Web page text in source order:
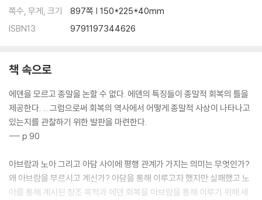
쪽수, 무게, 크기
897쪽 | 150*225*40mm
ISBN13
9791197344626
책 속으로
에덴을 모르고 종말을 논할 수 없다. 에덴의 특징들이 종말적 회복의 틀을
제공한다. ... 그럼으로써 회복의 역사에서 어떻게 종말적 사상이 나타나고
있는지를 관찰하기 위한 발판을 마련한다.
--- p.90
아브람과 노아 그리고 아담 사이에 평행 관계가 가지는 의미는 무엇인가?
왜 아브람을 부르시고 계신가? 아담을 통해 이루고자 했지만 실패했고 노
아를 통해 계시된 창조 목적과 에덴 회복을 아브람을 통해 이루기 위해 새